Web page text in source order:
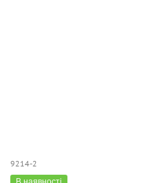
9214-2